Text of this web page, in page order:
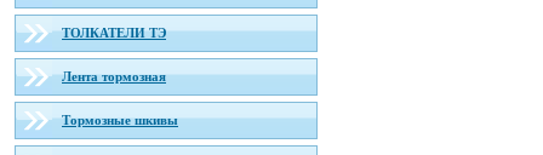
ТОЛКАТЕЛИ ТЭ
Лента тормозная
Тормозные шкивы